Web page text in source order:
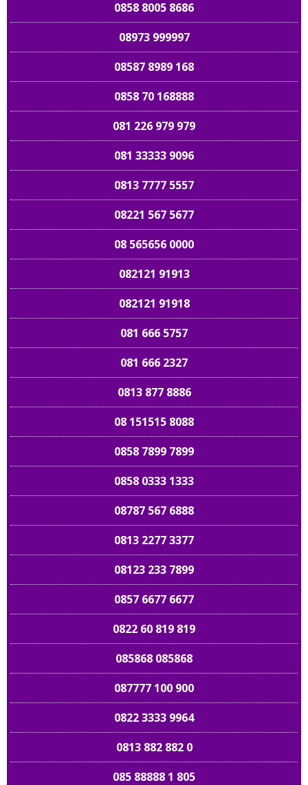
0858 8005 8686
08973 999997
08587 8989 168
0858 70 168888
081 226 979 979
081 33333 9096
0813 7777 5557
08221 567 5677
08 565656 0000
082121 91913
082121 91918
081 666 5757
081 666 2327
0813 877 8886
08 151515 8088
0858 7899 7899
0858 0333 1333
08787 567 6888
0813 2277 3377
08123 233 7899
0857 6677 6677
0822 60 819 819
085868 085868
087777 100 900
0822 3333 9964
0813 882 882 0
085 88888 1 805